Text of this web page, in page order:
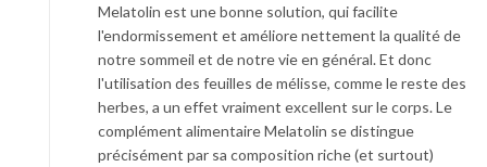
Melatolin est une bonne solution, qui facilite
l'endormissement et améliore nettement la qualité de
notre sommeil et de notre vie en général. Et donc
l'utilisation des feuilles de mélisse, comme le reste des
herbes, a un effet vraiment excellent sur le corps. Le
complément alimentaire Melatolin se distingue
précisément par sa composition riche (et surtout)